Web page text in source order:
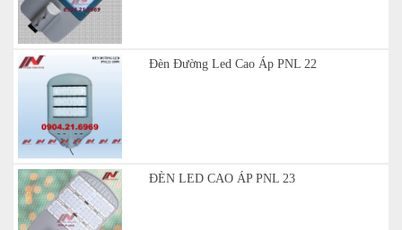
Đèn Đường Led Cao Áp PNL 22
ĐÈN LED CAO ÁP PNL 23